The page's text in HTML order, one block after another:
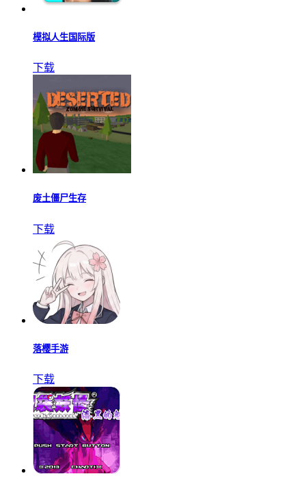
模拟人生国际版
下载
废土僵尸生存
下载
落樱手游
下载